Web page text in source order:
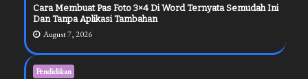
Cara Membuat Pas Foto 3×4 Di Word Ternyata Semudah Ini
Dan Tanpa Aplikasi Tambahan
August 7, 2026
Pendidikan